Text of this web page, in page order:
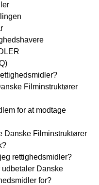
Filminstruktører
for at modtage
Danske Filminstruktører
rettighedsmidler?
Danske
for?